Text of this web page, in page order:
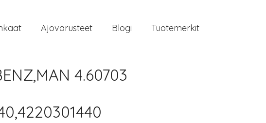
Ajovarusteet Blogi Tuotemerkit
4.60703